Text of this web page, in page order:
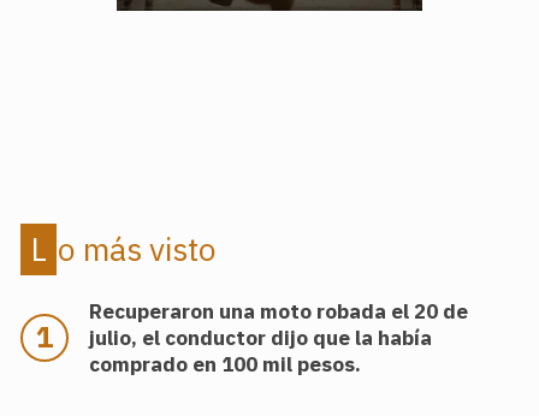
Lo más visto
Recuperaron una moto robada el 20 de
julio, el conductor dijo que la había
comprado en 100 mil pesos.